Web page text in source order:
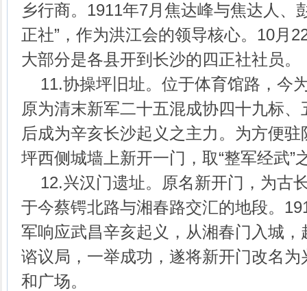
乡行商。1911年7月焦达峰与焦达人、
正社”，作为洪江会的领导核心。10月
大部分是各县开到长沙的四正社社员。
11.协操坪旧址。位于体育馆路，今
原为清末新军二十五混成协四十九标
后成为辛亥长沙起义之主力。为方便
坪西侧城墙上新开一门，取“整军经武”
12.兴汉门遗址。原名新开门，为古
于今蔡锷北路与湘春路交汇的地段。
军响应武昌辛亥起义，从湘春门入城
谘议局，一举成功，遂将新开门改名
和广场。